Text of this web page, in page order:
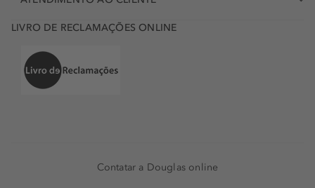
LIVRO DE RECLAMAÇÕES ONLINE
Contatar a Douglas online